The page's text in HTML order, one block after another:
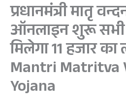
प्रधानमंत्री मातृ
ऑनलाइन शुरू सभी
मिलेगा 11 हजार
Mantri Matritva
Yojana